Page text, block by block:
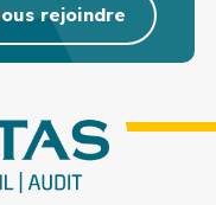
rejoindre